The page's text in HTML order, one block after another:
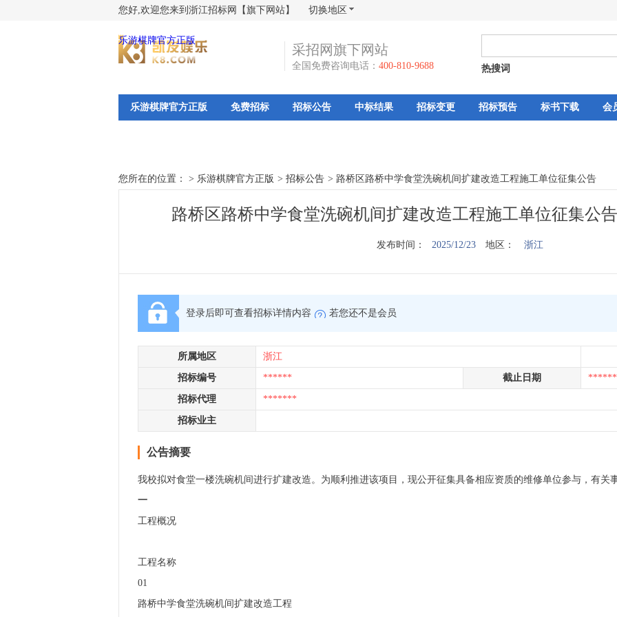
您好,欢迎您来到浙江招标网【旗下网站】 切换地区
乐游棋牌官方正版
采招网旗下网站
全国免费咨询电话： 400-810-9688 热搜词
乐游棋牌官方正版 免费招标 招标公告 中标结果 招标变更 招标预告 标书下载 会
您所在的位置： > 乐游棋牌官方正版 > 招标公告 > 路桥区路桥中学食堂洗碗机间扩建改造工程施工单位征集公告
路桥区路桥中学食堂洗碗机间扩建改造工程施工单位征集公
发布时间： 2025/12/23 地区： 浙江
登录后即可查看招标详情内容 若您还不是会员
所属地区 浙江
招标编号 ****** 截止日期 ******
招标代理 *******
招标业主
公告摘要
我校拟对食堂一楼洗碗机间进行扩建改造。为顺利推进该项目，现公开征集具备相应资质的维修单位参与，有关
一
工程概况
工程名称
01
路桥中学食堂洗碗机间扩建改造工程